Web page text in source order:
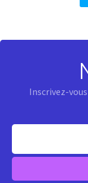
Inscrivez-